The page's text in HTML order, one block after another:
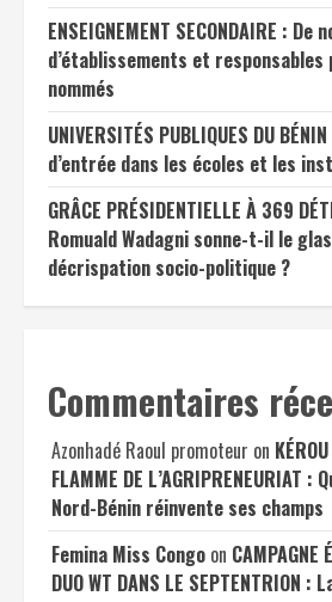
ENSEIGNEMENT SECONDAIRE : De
d’établissements et responsables
nommés
UNIVERSITÉS PUBLIQUES DU
d’entrée dans les écoles et les
GRÂCE PRÉSIDENTIELLE À 369
Romuald Wadagni sonne-t-il le
décrispation socio-politique ?
Commentaires
Azonhadé Raoul promoteur on
FLAMME DE L’AGRIPRENEURIAT
Nord-Bénin réinvente ses champs
Femina Miss Congo on CAMPAGNE
DUO WT DANS LE SEPTENTRION :